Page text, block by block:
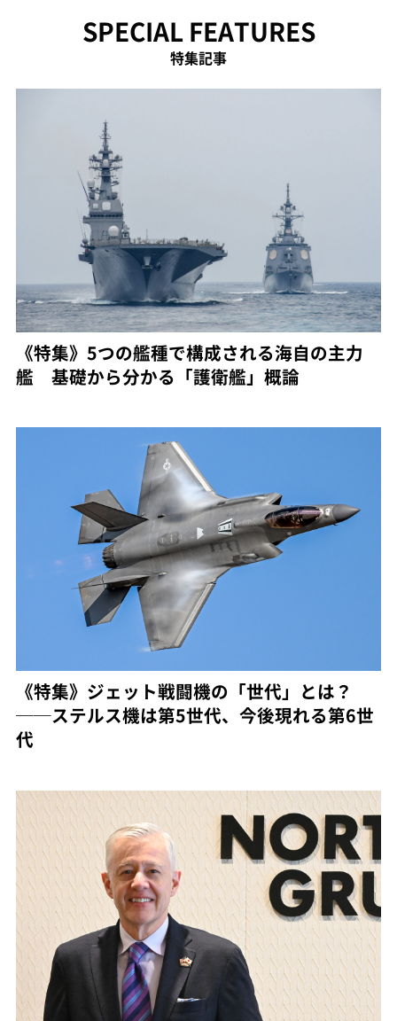
SPECIAL FEATURES
特集記事
《特集》5つの艦種で構成される海自の主力
艦 基礎から分かる「護衛艦」概論
《特集》ジェット戦闘機の「世代」とは？
──ステルス機は第5世代、今後現れる第6世
代